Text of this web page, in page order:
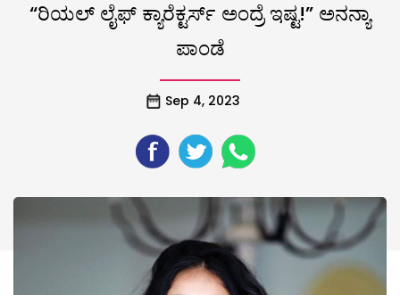
“ರಿಯಲ್ ಲೈಫ್ ಕ್ಯಾರೆಕ್ಟರ್ಸ್ ಅಂದ್ರೆ ಇಷ್ಟ!” ಅನನ್ಯಾ
ಪಾಂಡೆ
Sep 4, 2023